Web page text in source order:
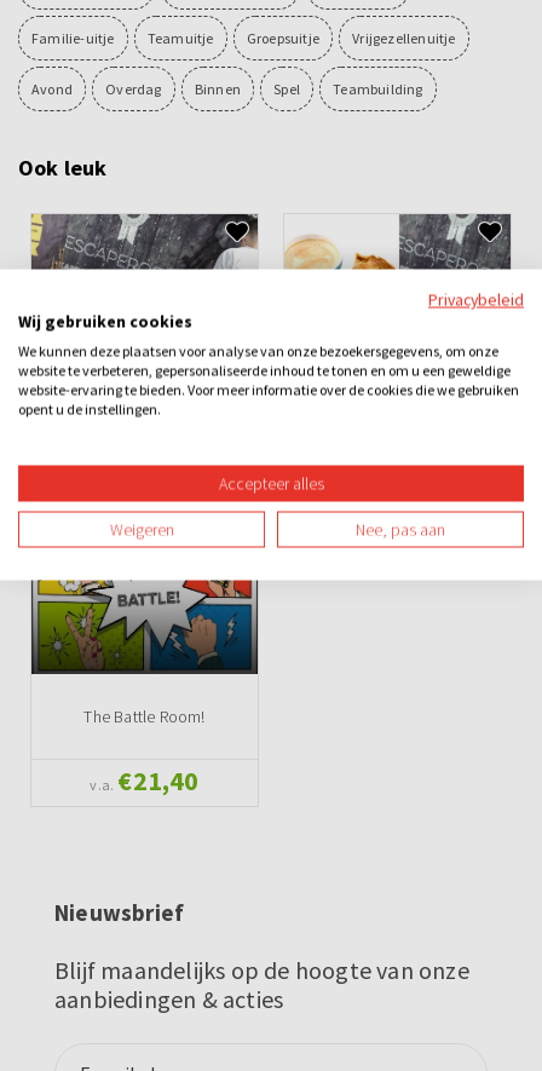
Familie-uitje Teamuitje Groepsuitje Vrijgezellenuitje
Avond Overdag Binnen Spel Teambuilding
Ook leuk
Escape room
€16,06
Drankje - Gebak - Escape
€19,76
The Battle Room!
v.a. €21,40
Nieuwsbrief
Blijf maandelijks op de hoogte van onze
aanbiedingen & acties
Privacybeleid
Wij gebruiken cookies
We kunnen deze plaatsen voor analyse van onze bezoekersgegevens, om onze
website te verbeteren, gepersonaliseerde inhoud te tonen en om u een geweldige
website-ervaring te bieden. Voor meer informatie over de cookies die we gebruiken
opent u de instellingen.
Accepteer alles
Weigeren Nee, pas aan